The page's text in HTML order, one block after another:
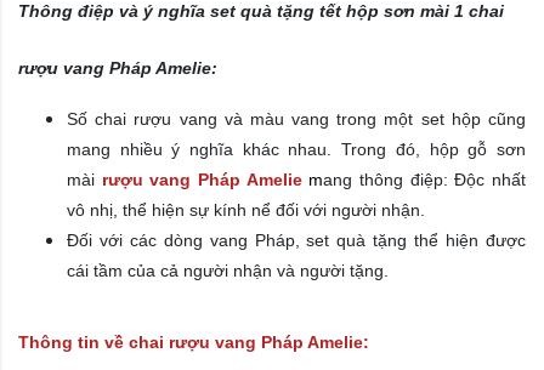
Thông điệp và ý nghĩa set quà tặng tết hộp sơn mài 1 chai
rượu vang Pháp Amelie:
Số chai rượu vang và màu vang trong một set hộp cũng
mang nhiều ý nghĩa khác nhau. Trong đó, hộp gỗ sơn
mài rượu vang Pháp Ameliemang thông điệp: Độc nhất
vô nhị, thể hiện sự kính nể đối với người nhận.
Đối với các dòng vang Pháp, set quà tặng thể hiện được
cái tầm của cả người nhận và người tặng.
Thông tin về chai rượu vang Pháp Amelie: